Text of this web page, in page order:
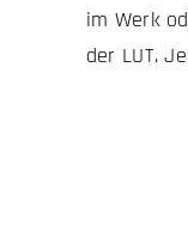
im Werk
der LUT.